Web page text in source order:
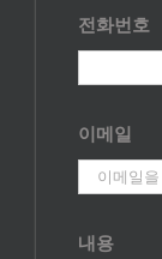
전화번호
이메일
내용